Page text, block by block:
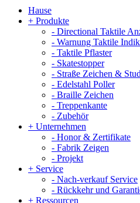
Hause
+ Produkte
- Directional Taktile
- Warnung Taktile
- Taktile Pflaster
- Skatestopper
- Straße Zeichen &
- Edelstahl Poller
- Braille Zeichen
- Treppenkante
- Zubehör
+ Unternehmen
- Honor & Zertifikate
- Fabrik Zeigen
- Projekt
+ Service
- Nach-verkauf Service
- Rückkehr und
+ Ressourcen